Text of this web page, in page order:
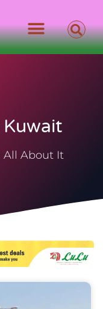
Kuwait
All About It